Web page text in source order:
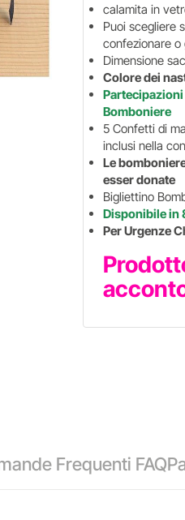
calamita in
Puoi scegliere
confezionare
Dimensione
Colore dei
Bomboniere
5 Confetti di
inclusi nella
Le
esser donate
Bigliettino
Disponibile in
Per Urgenze
Frequenti FAQ